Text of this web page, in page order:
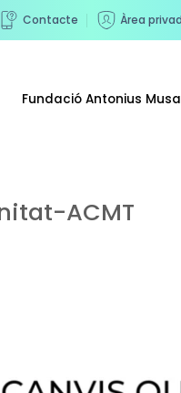
Contacte Àrea
Fundació Antonius Musa
ACMT